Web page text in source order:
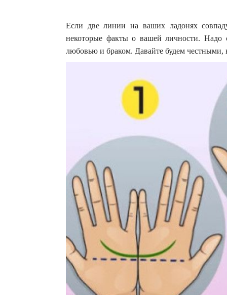
Если две линии на ваших ладонях
некоторые факты о вашей личности. Надо
любовью и браком. Давайте будем честными,